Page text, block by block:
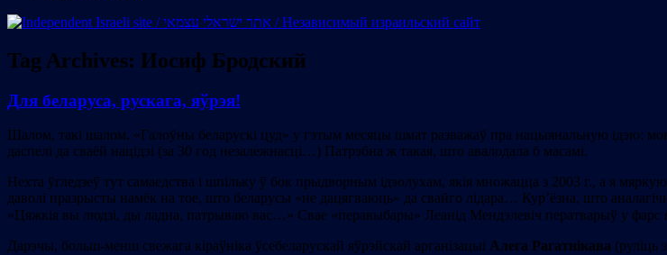
Tag Archives: Иосиф Бродский
Для беларуса, рускага, яўрэя!
Шалом, такі шалом. «Галоўны беларускі цуд» у гэтым месяцы шмат разважаў пра нацыянальную ідэю:
даспелі да сваёй націдэі (за 30 гoд незалежнасці…) Патрэбна ж такая, што авалодала б масамі.
Нехта ўгледзеў тут самаедства і шпільку ў бок прыдворным ідэолухам, якія множацца з 2003 г., а я
даволі празрысты намёк на тое, што беларусы «не дацягваюць» да свайго лідара… Кур’ёзна, што
«Цяжкія вы людзі, ды ладна, патрываю вас…» Свае «перавыбары» Леанід Мендэлевіч ператварыў у
Дарэчы, больш-менш свежага кіраўніка ўсебеларускай яўрэйскай арганізацыі Алега Рагатнікава (руліць